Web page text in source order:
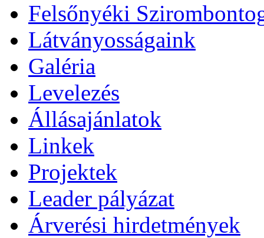
Felsőnyéki
Látványosságaink
Galéria
Levelezés
Állásajánlatok
Linkek
Projektek
Leader pályázat
Árverési hirdetmények